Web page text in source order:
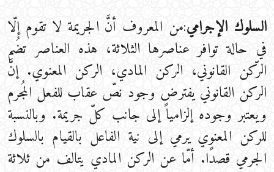
السلوك الإجرامي:من المعروف أنَّ الجريمة لا تقوم إلّا
في حالة توافر عناصرها الثلاثة، هذه العناصر تضُم
الرّكن القانوني، الركن المادي، الركن المعنوي. إنَّ
الركن القانوني يفترض وجود نصّ عقاب للفعل المُجرم
ويعتبر وجوده إلزامياً إلى جانب كلّ جريمة. وبالنسبة
للركن المعنوي يرمي إلى نية الفاعل بالقيام بالسلوك
الجرمي قصدًا. أمّا عن الركن المادي يتالف من ثلاثة